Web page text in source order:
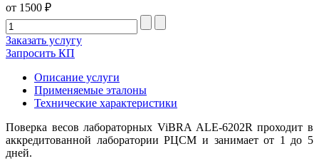
от 1500 ₽
Заказать услугу
Запросить КП
Описание услуги
Применяемые эталоны
Технические характеристики
Поверка весов лабораторных ViBRA ALE-6202R проходит в
аккредитованной лаборатории РЦСМ и занимает от 1 до 5
дней.